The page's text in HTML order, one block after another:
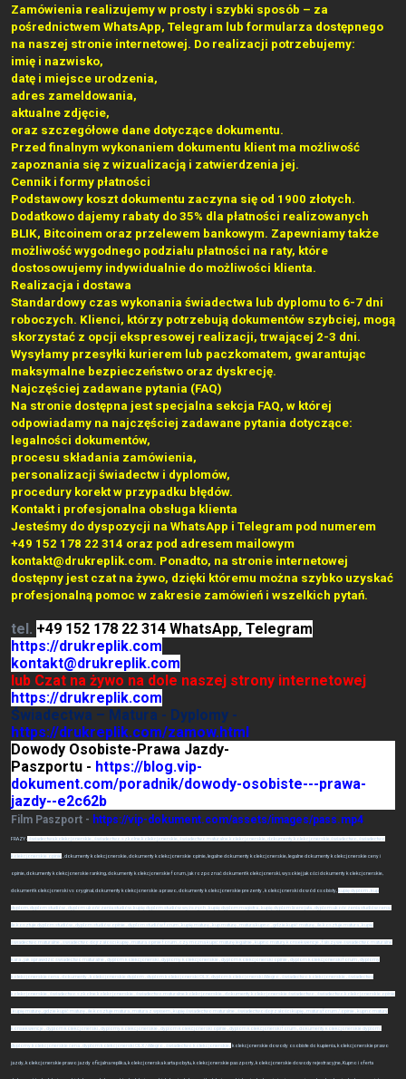
Zamówienia realizujemy w prosty i szybki sposób – za
pośrednictwem WhatsApp, Telegram lub formularza dostępnego
na naszej stronie internetowej. Do realizacji potrzebujemy:
imię i nazwisko,
datę i miejsce urodzenia,
adres zameldowania,
aktualne zdjęcie,
oraz szczegółowe dane dotyczące dokumentu.
Przed finalnym wykonaniem dokumentu klient ma możliwość
zapoznania się z wizualizacją i zatwierdzenia jej.
Cennik i formy płatności
Podstawowy koszt dokumentu zaczyna się od 1900 złotych.
Dodatkowo dajemy rabaty do 35% dla płatności realizowanych
BLIK, Bitcoinem oraz przelewem bankowym. Zapewniamy także
możliwość wygodnego podziału płatności na raty, które
dostosowujemy indywidualnie do możliwości klienta.
Realizacja i dostawa
Standardowy czas wykonania świadectwa lub dyplomu to 6-7 dni
roboczych. Klienci, którzy potrzebują dokumentów szybciej, mogą
skorzystać z opcji ekspresowej realizacji, trwającej 2-3 dni.
Wysyłamy przesyłki kurierem lub paczkomatem, gwarantując
maksymalne bezpieczeństwo oraz dyskrecję.
Najczęściej zadawane pytania (FAQ)
Na stronie dostępna jest specjalna sekcja FAQ, w której
odpowiadamy na najczęściej zadawane pytania dotyczące:
legalności dokumentów,
procesu składania zamówienia,
personalizacji świadectw i dyplomów,
procedury korekt w przypadku błędów.
Kontakt i profesjonalna obsługa klienta
Jesteśmy do dyspozycji na WhatsApp i Telegram pod numerem
+49 152 178 22 314 oraz pod adresem mailowym
kontakt@drukreplik.com. Ponadto, na stronie internetowej
dostępny jest czat na żywo, dzięki któremu można szybko uzyskać
profesjonalną pomoc w zakresie zamówień i wszelkich pytań.
tel. +49 152 178 22 314 WhatsApp, Telegram
https://drukreplik.com
kontakt@drukreplik.com
lub Czat na żywo na dole naszej strony internetowej
https://drukreplik.com
Świadectwa – Matura - Dyplomy -
https://drukreplik.com/zamow.html
Dowody Osobiste-Prawa Jazdy-
Paszportu - https://blog.vip-
dokument.com/poradnik/dowody-osobiste---prawa-
jazdy--e2c62b
Film Paszport - https://vip-dokument.com/assets/images/pass.mp4
FRAZY - , świadectwa kolekcjonerskie , świadectwo szkolne kolekcjonerskie, świadectwo maturalne kolekcjonerskie, dokumenty kolekcjonerskie świadectwo, świadectwo
kolekcjonerskie opinie , dokumenty kolekcjonerskie, dokumenty kolekcjonerskie opinie, legalne dokumenty kolekcjonerskie, legalne dokumenty kolekcjonerskie ceny i
opinie, dokumenty kolekcjonerskie ranking, dokumenty kolekcjonerskie forum, jak rozpoznać dokument kolekcjonerski, wysokiej jakości dokumenty kolekcjonerskie,
dokument kolekcjonerski vs oryginał, dokumenty kolekcjonerskie a prawo, dokumenty kolekcjonerskie prezenty , kolekcjonerski dowód osobisty, kupię dyplom , kup
dyplom, dyplom studiów , dyplom ukończenia studiów, kupię dyplom studiów wyższych , kupię dyplom magistra , kupię dyplom licencjata , dyplom ukończenia studiów cena ,
ile kosztuje dyplom studiów , dyplom studiów opinie , dyplom studiów forum , kupię maturę , kup maturę , matura kupno , gdzie kupić maturę , ile kosztuje matura , kupię
świadectwo maturalne , świadectwo dojrzałości kupię , matura opinie forum , czy można kupić maturę legalnie , kupno matury konsekwencje , fałszywe świadectwo maturalne
kara , jak sprawdzić świadectwo maturalne , dyplom kolekcjonerski , dyplomy kolekcjonerskie , dyplom kolekcjonerski opinie , dyplom kolekcjonerski forum , dyplomy
kolekcjonerskie cena , dokumenty , kolekcjonerskie dyplom , dyplom kolekcjonerski OLX , dyplom kolekcjonerski Allegro , świadectwo kolekcjonerskie , świadectwa
kolekcjonerskie , świadectwo szkolne kolekcjonerskie , świadectwo maturalne kolekcjonerskie , dokumenty kolekcjonerskie świadectwo , świadectwo kolekcjonerskie opinie
, kupię maturę , gdzie kupić maturę , ile kosztuje matura , matura z wpisem , kupię świadectwo maturalne , świadectwo dojrzałości kupię , matura forum / opinie , kupno matury
konsekwencje , dyplom kolekcjonerski , dyplomy kolekcjonerskie , dyplom kolekcjonerski opinie , dyplom kolekcjonerski forum , dokumenty kolekcjonerskie dyplom ,
dyplomy kolekcjonerskie cena , dyplom kolekcjonerski OLX / Allegro , świadectwo kolekcjonerskie, kolekcjonerskie dowody osobiste do kupienia, kolekcjonerskie prawo
jazdy, kolekcjonerskie prawo jazdy oficjalna replika, kolekcjonerska karta pobytu, kolekcjonerskie paszporty, kolekcjonerskie dowody rejestracyjne, Kupno i oferta